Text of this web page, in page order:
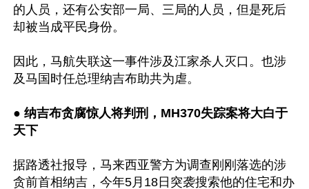
的人员，还有公安部一局、三局的人员，但是死后
却被当成平民身份。
因此，马航失联这一事件涉及江家杀人灭口。也涉
及马国时任总理纳吉布助共为虐。
● 纳吉布贪腐惊人将判刑，MH370失踪案将大白于
天下
据路透社报导，马来西亚警方为调查刚刚落选的涉
贪前首相纳吉，今年5月18日突袭搜索他的住宅和办